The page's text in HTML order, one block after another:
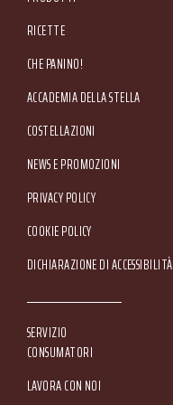
RICETTE
CHE PANINO!
ACCADEMIA DELLA STELLA
COSTELLAZIONI
NEWS E PROMOZIONI
Footer Service Menu
PRIVACY POLICY
COOKIE POLICY
DICHIARAZIONE DI ACCESSIBILITÀ
SERVIZIO
CONSUMATORI
LAVORA CON NOI